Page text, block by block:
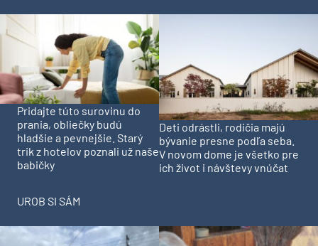
Pridajte túto surovinu do
prania, obliečky budú
hladšie a pevnejšie. Starý
trik z hotelov poznali už naše
babičky
Deti odrástli, rodičia majú
bývanie presne podľa seba.
V novom dome je všetko pre
ich život i návštevy vnúčat
UROB SI SÁM